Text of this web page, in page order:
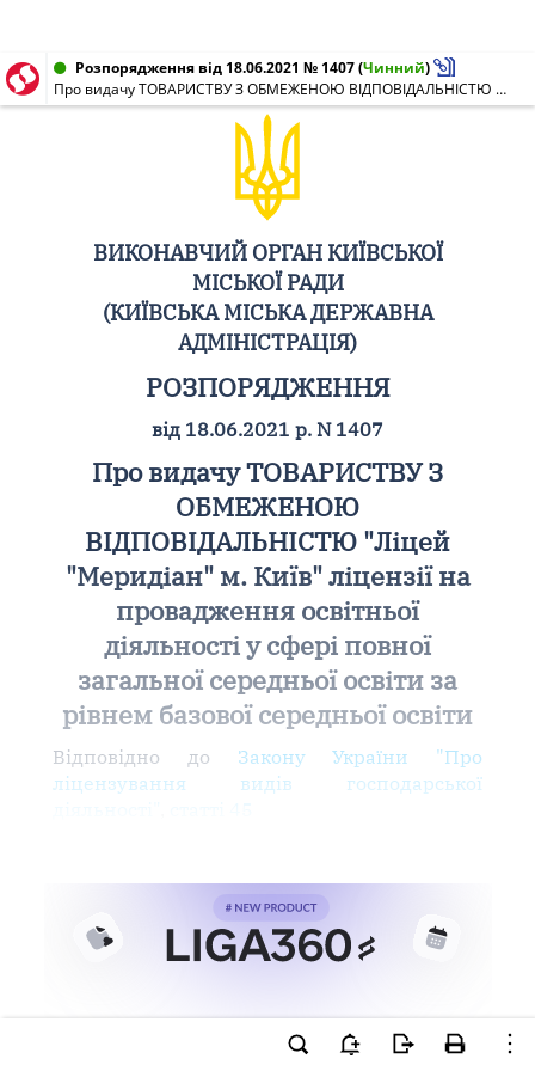
Розпорядження від 18.06.2021 № 1407(Чинний)
Про видачу ТОВАРИСТВУ З ОБМЕЖЕНОЮ ВІДПОВІДАЛЬНІСТЮ "Ліцей "Меридіан" м. Київ" ліцензії на провадження освітньої діяльності у сфері повної загальної середньої освіти за рівнем базової середньої освіти
ВИКОНАВЧИЙ ОРГАН КИЇВСЬКОЇ
МІСЬКОЇ РАДИ
(КИЇВСЬКА МІСЬКА ДЕРЖАВНА
АДМІНІСТРАЦІЯ)
РОЗПОРЯДЖЕННЯ
від 18.06.2021 р. N 1407
Про видачу ТОВАРИСТВУ З
ОБМЕЖЕНОЮ
ВІДПОВІДАЛЬНІСТЮ "Ліцей
"Меридіан" м. Київ" ліцензії на
провадження освітньої
діяльності у сфері повної
загальної середньої освіти за
рівнем базової середньої освіти
Відповідно до Закону України "Про
ліцензування видів господарської